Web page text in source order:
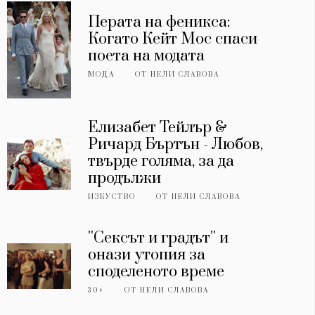
Перата на феникса:
Когато Кейт Мос спаси
поета на модата
МОДА ОТНЕЛИ СЛАВОВА
Елизабет Тейлър &
Ричард Бъртън - Любов,
твърде голяма, за да
продължи
ИЗКУСТВО ОТНЕЛИ СЛАВОВА
''Сексът и градът'' и
онази утопия за
споделеното време
30+ ОТНЕЛИ СЛАВОВА